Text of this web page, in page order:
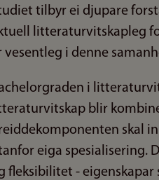
tilbyr ei djupare
litteraturvitskapleg
vesentleg i denne
i
blir
skal
eiga spesialisering.
fleksibilitet -